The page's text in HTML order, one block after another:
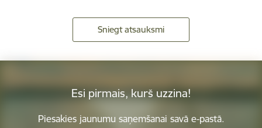
Sniegt atsauksmi
Esi pirmais, kurš uzzina!
Piesakies jaunumu saņemšanai savā e-pastā.